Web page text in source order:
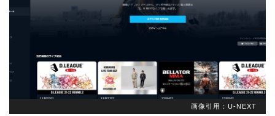
画像引用：U-NEXT